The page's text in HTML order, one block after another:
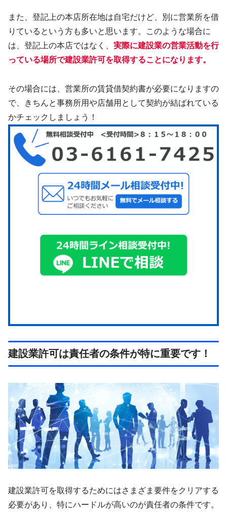
また、登記上の本店所在地は自宅だけど、別に営業所を借
りているという方も多いと思います。このような場合に
は、登記上の本店ではなく、 実際に建設業の営業活動を行
っている場所で建設業許可を取得することになります。
その場合には、営業所の賃貸借契約書が必要になりますの
で、きちんと事務所用や店舗用として契約が結ばれている
かチェックしましょう！
建設業許可は責任者の条件が特に重要です！
建設業許可を取得するためにはさまざま要件をクリアする
必要があり、特にハードルが高いのが責任者の条件です。